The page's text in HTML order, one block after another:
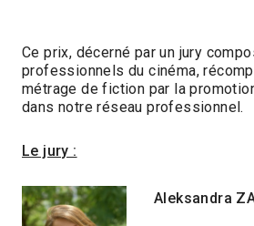
Ce prix, décerné par un jury
professionnels du cinéma,
métrage de fiction par la
dans notre réseau professionnel.
Le jury :
Aleksandra